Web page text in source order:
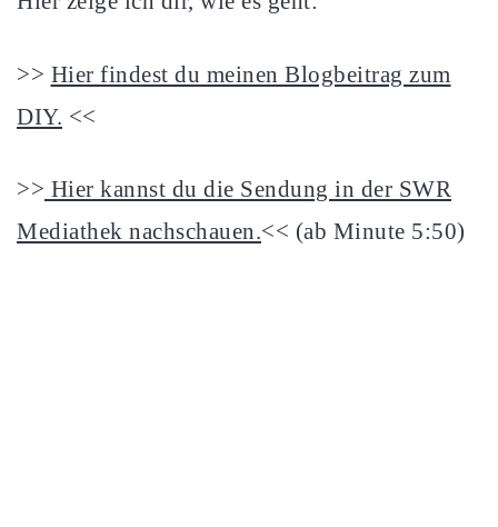
>> Hier findest du meinen Blogbeitrag zum
DIY. <<
>> Hier kannst du die Sendung in der SWR
Mediathek nachschauen.<< (ab Minute 5:50)